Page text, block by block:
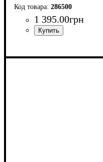
286500
1 395.00грн